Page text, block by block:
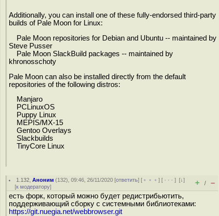
Additionally, you can install one of these fully-endorsed third-party
builds of Pale Moon for Linux:
Pale Moon repositories for Debian and Ubuntu -- maintained by
Steve Pusser
Pale Moon SlackBuild packages -- maintained by
khronosschoty
Pale Moon can also be installed directly from the default
repositories of the following distros:
Manjaro
PCLinuxOS
Puppy Linux
MEPIS/MX-15
Gentoo Overlays
Slackbuilds
TinyCore Linux
1.132 ,Аноним (132), 09:46, 26/11/2020 [ответить] [ ﹢﹢﹢] [ · · ·][↓]
[к модератору] + / –
есть форк, который можно будет редистрибьютить,
поддерживающий сборку с системными библиотеками:
https://git.nuegia.net/webbrowser.git